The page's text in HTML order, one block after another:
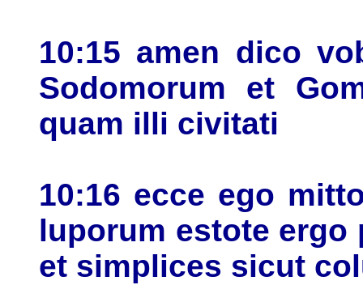
10:15 amen dico
Sodomorum et
quam illi civitati
10:16 ecce ego
luporum estote ergo
et simplices sicut